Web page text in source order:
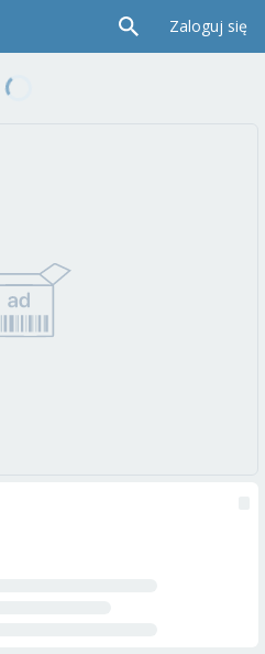
Zaloguj się